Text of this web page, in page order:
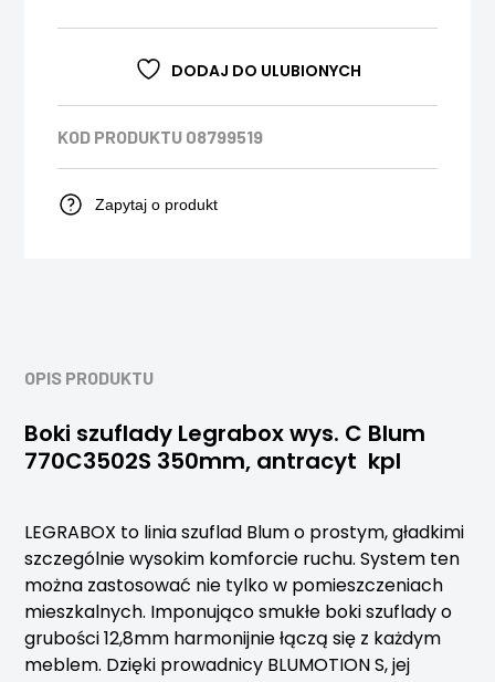
DODAJ DO ULUBIONYCH
KOD PRODUKTU 08799519
Zapytaj o produkt
OPIS PRODUKTU
Boki szuflady Legrabox wys. C Blum
770C3502S 350mm, antracyt kpl
LEGRABOX to linia szuflad Blum o prostym, gładkimi
szczególnie wysokim komforcie ruchu. System ten
można zastosować nie tylko w pomieszczeniach
mieszkalnych. Imponująco smukłe boki szuflady o
grubości 12,8mm harmonijnie łączą się z każdym
meblem. Dzięki prowadnicy BLUMOTION S, jej